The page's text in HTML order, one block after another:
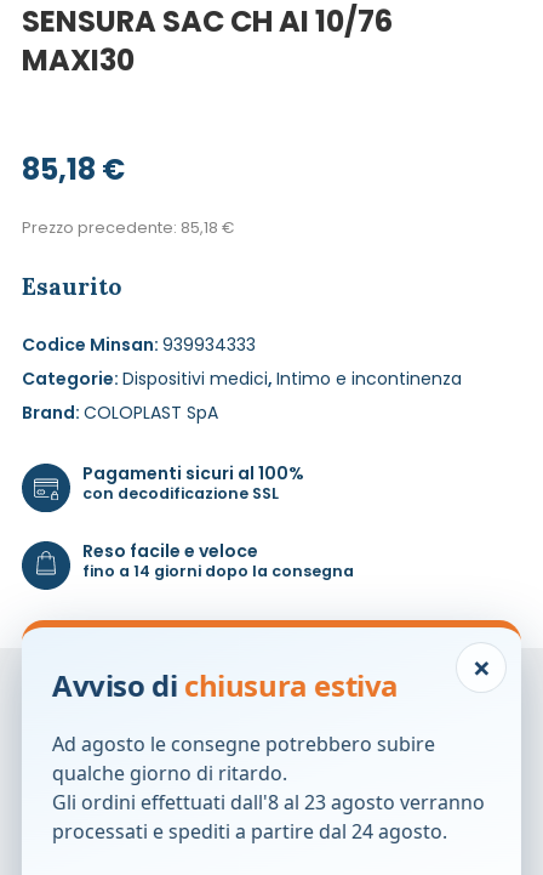
SENSURA SAC CH AI 10/76
MAXI30
85,18 €
Prezzo precedente: 85,18 €
Esaurito
Codice Minsan: 939934333
Categorie: Dispositivi medici, Intimo e incontinenza
Brand: COLOPLAST SpA
Pagamenti sicuri al 100%
con decodificazione SSL
Reso facile e veloce
fino a 14 giorni dopo la consegna
Prodotti correlati
×
Avviso di chiusura estiva
Ad agosto le consegne potrebbero subire
qualche giorno di ritardo.
Gli ordini effettuati dall'8 al 23 agosto verranno
processati e spediti a partire dal 24 agosto.